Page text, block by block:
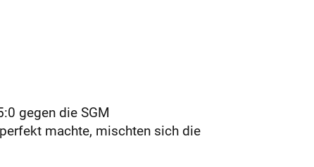
gegen die SGM
machte, mischten sich die